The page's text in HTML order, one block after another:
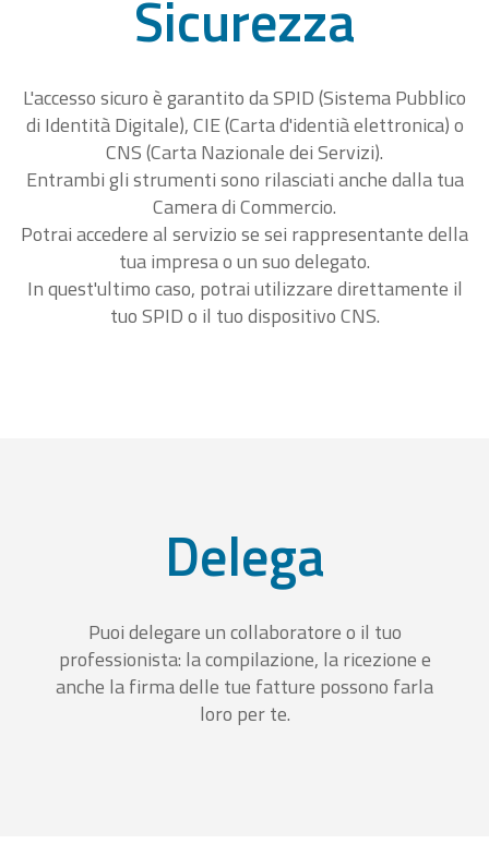
Sicurezza
L'accesso sicuro è garantito da SPID (Sistema Pubblico
di Identità Digitale), CIE (Carta d'identià elettronica) o
CNS (Carta Nazionale dei Servizi).
Entrambi gli strumenti sono rilasciati anche dalla tua
Camera di Commercio.
Potrai accedere al servizio se sei rappresentante della
tua impresa o un suo delegato.
In quest'ultimo caso, potrai utilizzare direttamente il
tuo SPID o il tuo dispositivo CNS.
Delega
Puoi delegare un collaboratore o il tuo
professionista: la compilazione, la ricezione e
anche la firma delle tue fatture possono farla
loro per te.